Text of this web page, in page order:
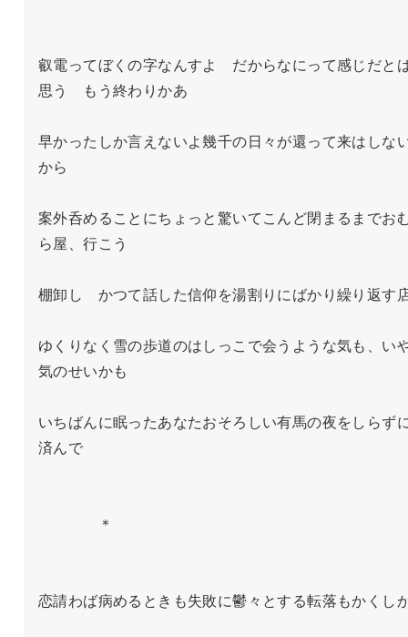
叡電ってぼくの字なんすよ　だからなにって感じだと
思う　もう終わりかあ
早かったしか言えないよ幾千の日々が還って来はしな
から
案外呑めることにちょっと驚いてこんど閉まるまでお
ら屋、行こう
棚卸し　かつて話した信仰を湯割りにばかり繰り返す
ゆくりなく雪の歩道のはしっこで会うような気も、い
気のせいかも
いちばんに眠ったあなたおそろしい有馬の夜をしらず
済んで
＊
恋請わば病めるときも失敗に鬱々とする転落もかくし